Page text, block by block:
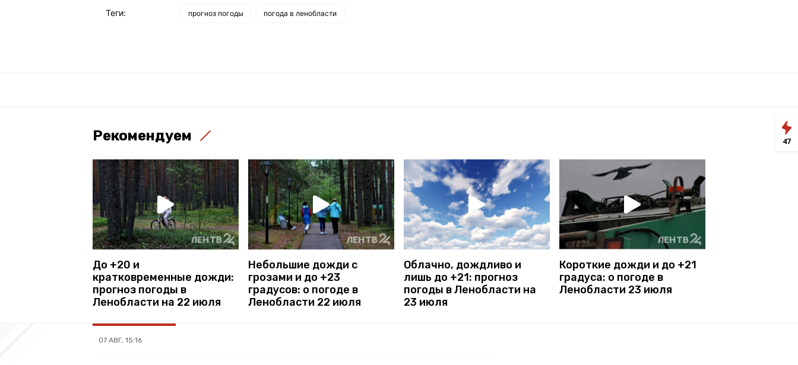
Теги: прогноз погоды погода в ленобласти
Рекомендуем
До +20 и
кратковременные дожди:
прогноз погоды в
Ленобласти на 22 июля
Небольшие дожди с
грозами и до +23
градусов: о погоде в
Ленобласти 22 июля
Облачно, дождливо и
лишь до +21: прогноз
погоды в Ленобласти на
23 июля
Короткие дожди и до +21
градуса: о погоде в
Ленобласти 23 июля
07 АВГ, 15:16
47